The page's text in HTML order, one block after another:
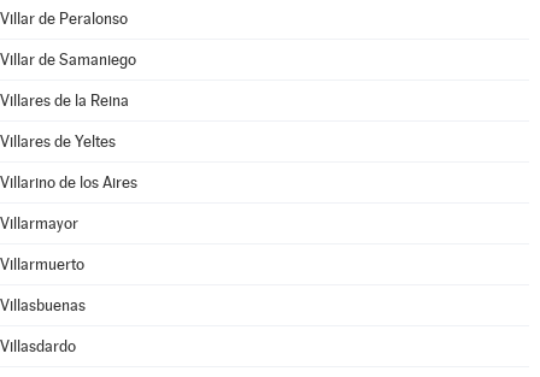
Villar de Peralonso
Villar de Samaniego
Villares de la Reina
Villares de Yeltes
Villarino de los Aires
Villarmayor
Villarmuerto
Villasbuenas
Villasdardo